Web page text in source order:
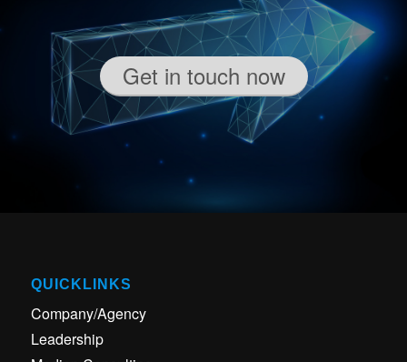
Get in touch now
QUICKLINKS
Company/Agency
Leadership